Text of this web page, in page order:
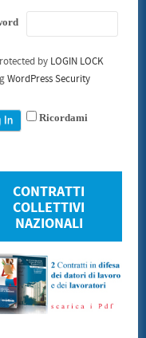
by LOGIN LOCK
WordPress Security
Ricordami
CONTRATTI
COLLETTIVI
NAZIONALI